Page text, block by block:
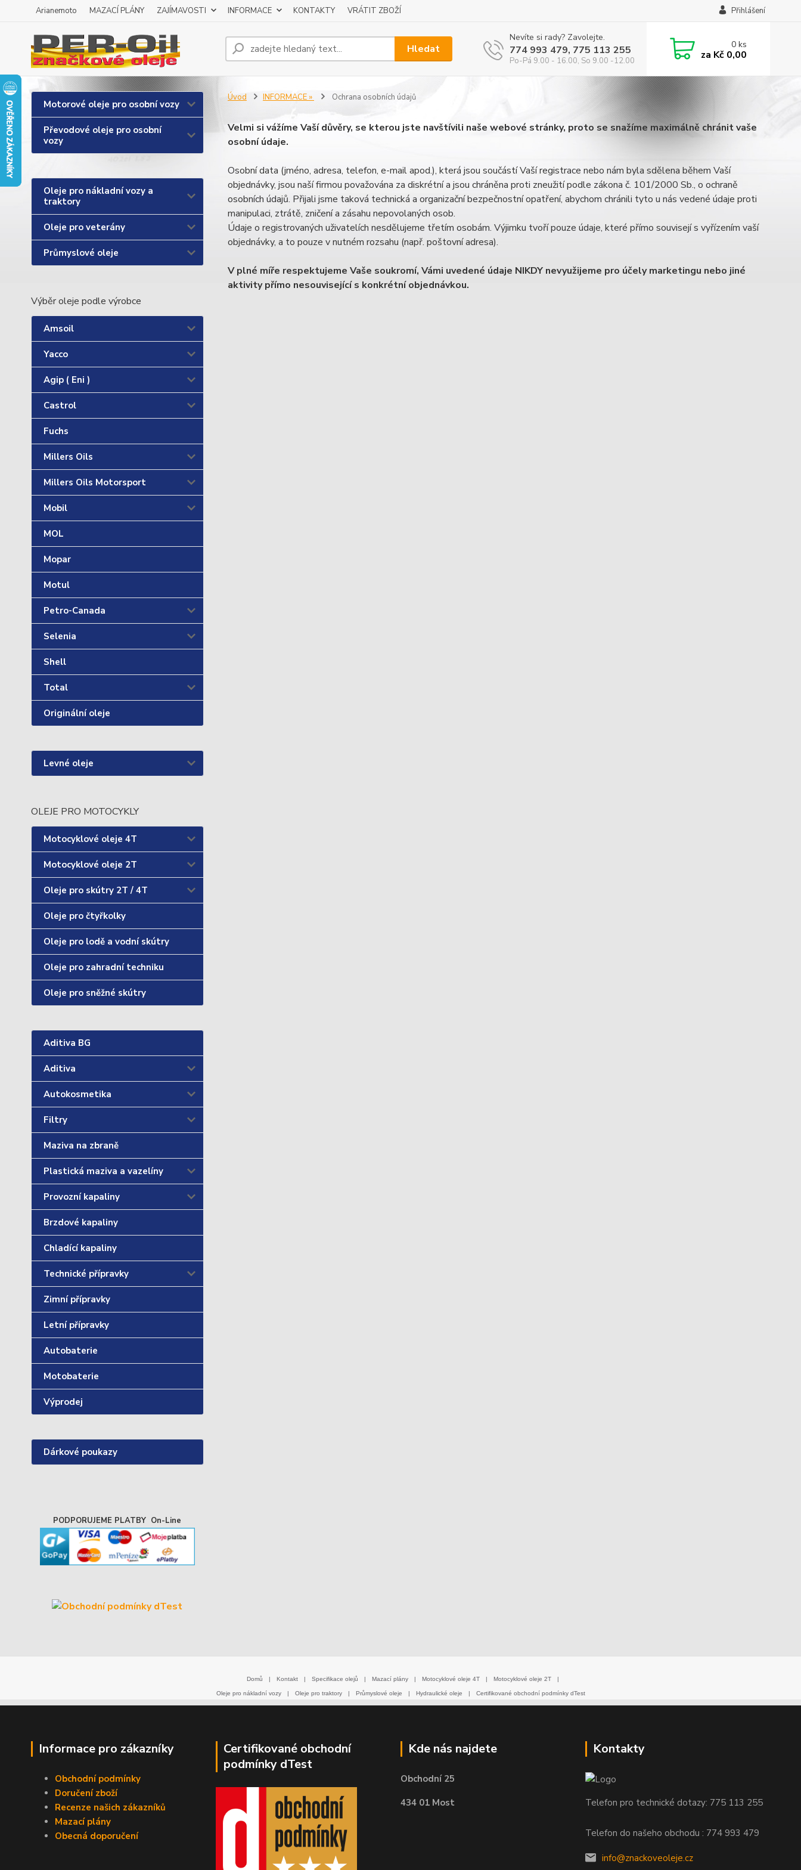
Arianemoto MAZACÍ PLÁNY ZAJÍMAVOSTI INFORMACE KONTAKTY VRÁTIT ZBOŽÍ Přihlášení
Hledat
Nevíte si rady? Zavolejte.
774 993 479, 775 113 255
Po-Pá 9.00 - 16.00, So 9.00 -12.00
0ks
za Kč 0,00
Motorové oleje pro osobní vozy
Převodové oleje pro osobní
vozy
Oleje pro nákladní vozy a
traktory
Oleje pro veterány
Průmyslové oleje
Výběr oleje podle výrobce
Amsoil
Yacco
Agip ( Eni )
Castrol
Fuchs
Millers Oils
Millers Oils Motorsport
Mobil
MOL
Mopar
Motul
Petro-Canada
Selenia
Shell
Total
Originální oleje
Levné oleje
OLEJE PRO MOTOCYKLY
Motocyklové oleje 4T
Motocyklové oleje 2T
Oleje pro skútry 2T / 4T
Oleje pro čtyřkolky
Oleje pro lodě a vodní skútry
Oleje pro zahradní techniku
Oleje pro sněžné skútry
Aditiva BG
Aditiva
Autokosmetika
Filtry
Maziva na zbraně
Plastická maziva a vazelíny
Provozní kapaliny
Brzdové kapaliny
Chladící kapaliny
Technické přípravky
Zimní přípravky
Letní přípravky
Autobaterie
Motobaterie
Výprodej
Dárkové poukazy
PODPORUJEME PLATBY On-Line
Úvod INFORMACE » Ochrana osobních údajů
Velmi si vážíme Vaší důvěry, se kterou jste navštívili naše webové stránky, proto se snažíme maximálně chránit vaše
osobní údaje.
Osobní data (jméno, adresa, telefon, e-mail apod.), která jsou součástí Vaší registrace nebo nám byla sdělena během Vaší
objednávky, jsou naší firmou považována za diskrétní a jsou chráněna proti zneužití podle zákona č. 101/2000 Sb., o ochraně
osobních údajů. Přijali jsme taková technická a organizační bezpečnostní opatření, abychom chránili tyto u nás vedené údaje proti
manipulaci, ztrátě, zničení a zásahu nepovolaných osob.
Údaje o registrovaných uživatelích nesdělujeme třetím osobám. Výjimku tvoří pouze údaje, které přímo souvisejí s vyřízením vaší
objednávky, a to pouze v nutném rozsahu (např. poštovní adresa).
V plné míře respektujeme Vaše soukromí, Vámi uvedené údaje NIKDY nevyužijeme pro účely marketingu nebo jiné
aktivity přímo nesouvisející s konkrétní objednávkou.
Domů | Kontakt | Specifikace olejů | Mazací plány | Motocyklové oleje 4T | Motocyklové oleje 2T |
Oleje pro nákladní vozy | Oleje pro traktory | Průmyslové oleje | Hydraulické oleje | Certifikované obchodní podmínky dTest
Informace pro zákazníky
Obchodní podmínky
Doručení zboží
Recenze našich zákazníků
Mazací plány
Obecná doporučení
Certifikované obchodní
podmínky dTest
Kde nás najdete
Obchodní 25
434 01 Most
Kontakty
Telefon pro technické dotazy: 775 113 255
Telefon do našeho obchodu : 774 993 479
info@znackoveoleje.cz